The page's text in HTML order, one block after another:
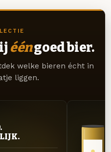
ééngoed bier.
welke bieren écht in
liggen.